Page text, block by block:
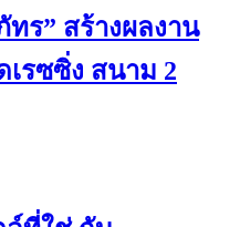
ร” สร้างผลงาน
เรซซิ่ง สนาม 2